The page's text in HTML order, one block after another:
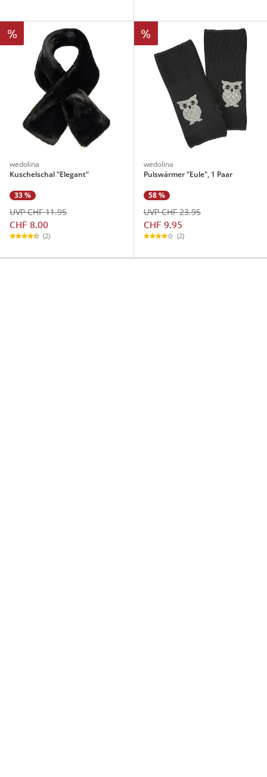
%
wedolina
Kuschelschal "Elegant"
33 %
CHF 8.00
UVP CHF 11.95
(2)
%
wedolina
Pulswärmer "Eule", 1 Paar
58 %
CHF 9.95
UVP CHF 23.95
(2)